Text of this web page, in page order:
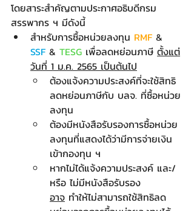
โดยสาระสำคัญตามประกาศอธิบดีกรม
สรรพากร ฯ มีดังนี้
สำหรับการซื้อหน่วยลงทุน RMF &
SSF & TESG เพื่อลดหย่อนภาษี ตั้งแต่
วันที่ 1 ม.ค. 2565 เป็นต้นไป
ต้องแจ้งความประสงค์ที่จะใช้สิทธิ
ลดหย่อนภาษีกับ บลจ. ที่ซื้อหน่วย
ลงทุน
ต้องมีหนังสือรับรองการซื้อหน่วย
ลงทุนที่แสดงได้ว่ามีการจ่ายเงิน
เข้ากองทุน ฯ
หากไม่ได้แจ้งความประสงค์ และ/
หรือ ไม่มีหนังสือรับรอง
อาจ ทำให้ไม่สามารถใช้สิทธิลด